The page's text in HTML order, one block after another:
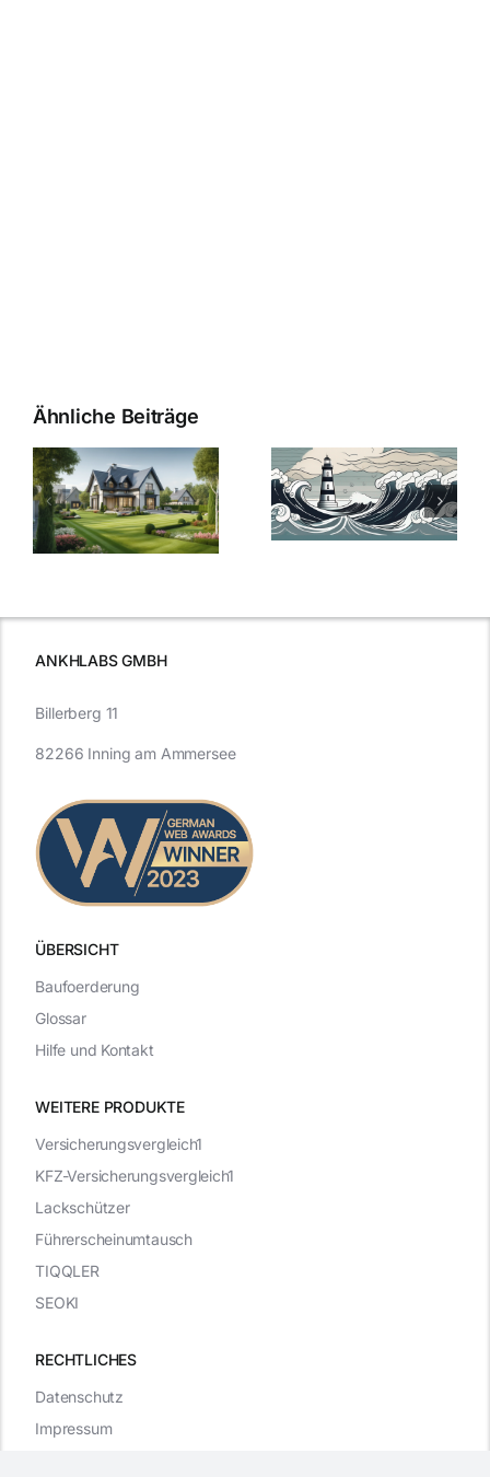
Ähnliche Beiträge
Bauzinsen im
Sturm: Die
aktuelle
Entwicklung
Die Evolution
der
Bauzinsen: Ein
Blick in die
ANKHLABS GMBH
ÜBERSICHT
WEITERE PRODUKTE
Versicherungsvergleich1
KFZ-Versicherungsvergleich1
Lackschützer
Führerscheinumtausch
TIQQLER
SEOKI
RECHTLICHES
Billerberg 11
82266 Inning am Ammersee
Datenschutz
Impressum
Baufoerderung
Glossar
Hilfe und Kontakt